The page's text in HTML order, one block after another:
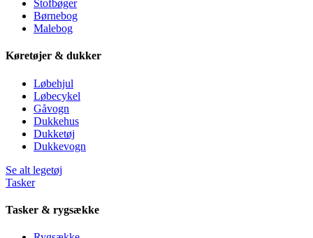
Stofbøger
Børnebog
Malebog
Køretøjer & dukker
Løbehjul
Løbecykel
Gåvogn
Dukkehus
Dukketøj
Dukkevogn
Se alt legetøj
Tasker
Tasker & rygsække